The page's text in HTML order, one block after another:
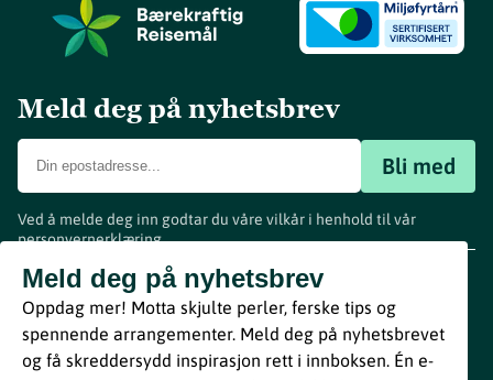
Meld deg på nyhetsbrev
Bli med
Ved å melde deg inn godtar du våre vilkår i henhold til vår
personvernerklæring.
Meld deg på nyhetsbrev
Oppdag mer! Motta skjulte perler, ferske tips og
spennende arrangementer. Meld deg på nyhetsbrevet
og få skreddersydd inspirasjon rett i innboksen. Én e-
www.visitvestfold.com
Turistinformasjon
Vestfold Fylkeskommune
ByBreakfast